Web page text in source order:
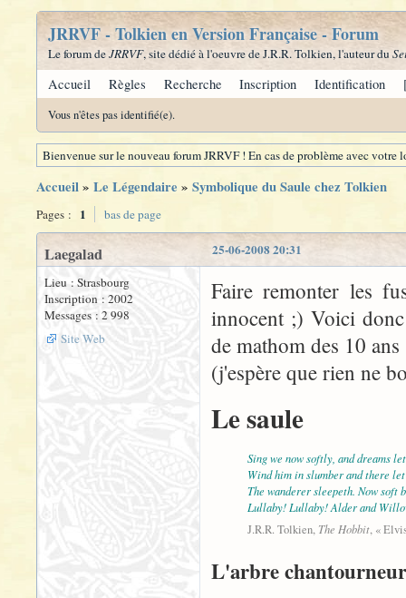
JRRVF - Tolkien en Version Française - Forum
Le forum deJRRVF, site dédié à l'oeuvre de J.R.R. Tolkien, l'auteur du
Accueil Règles Recherche Inscription Identification
Vous n'êtes pas identifié(e).
Bienvenue sur le nouveau forum JRRVF ! En cas de problème avec
Accueil» Le Légendaire » Symbolique du Saule chez Tolkien
Pages : 1 bas de page
25-06-2008 20:31
Laegalad
Lieu : Strasbourg
Inscription : 2002
Messages : 2 998
Site Web
Faire remonter les
innocent ;) Voici
de mathom des 10
(j'espère que rien ne
Le saule
Sing we now softly, and dreams
Wind him in slumber and there
The wanderer sleepeth. Now soft
Lullaby! Lullaby! Alder and
J.R.R. Tolkien, The Hobbit, «
L'arbre chantourneur